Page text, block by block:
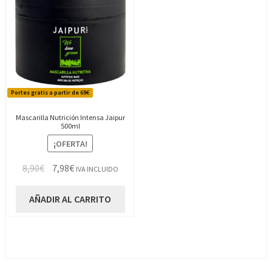
Portes gratis a partir de 69€
Mascarilla Nutrición Intensa Jaipur
500ml
¡OFERTA!
8,90€ El
original
7,98€El
actual
IVA INCLUIDO
AÑADIR AL CARRITO